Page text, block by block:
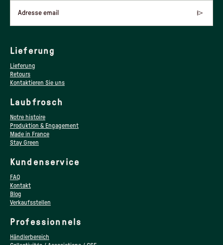
Adresse email
Lieferung
Lieferung
Retours
Kontaktieren Sie uns
Laubfrosch
Notre histoire
Produktion & Engagement
Made in France
Stay Green
Kundenservice
FAQ
Kontakt
Blog
Verkaufsstellen
Professionnels
Händlerbereich